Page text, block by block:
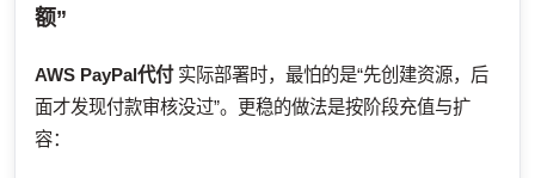
额”
AWS PayPal代付实际部署时，最怕的是“先创建资源，后
面才发现付款审核没过”。更稳的做法是按阶段充值与扩
容：